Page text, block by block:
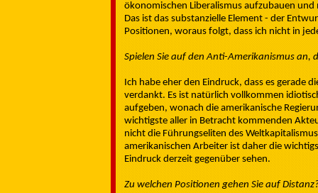
ökonomischen Liberalismus aufzubauen
Das ist das substanzielle Element - der
Positionen, woraus folgt, dass ich nicht in
Spielen Sie auf den Anti-Amerikanismus an,
Ich habe eher den Eindruck, dass es gerade
verdankt. Es ist natürlich vollkommen
aufgeben, wonach die amerikanische
wichtigste aller in Betracht kommenden
nicht die Führungseliten des
amerikanischen Arbeiter ist daher die
Eindruck derzeit gegenüber sehen.
Zu welchen Positionen gehen Sie auf